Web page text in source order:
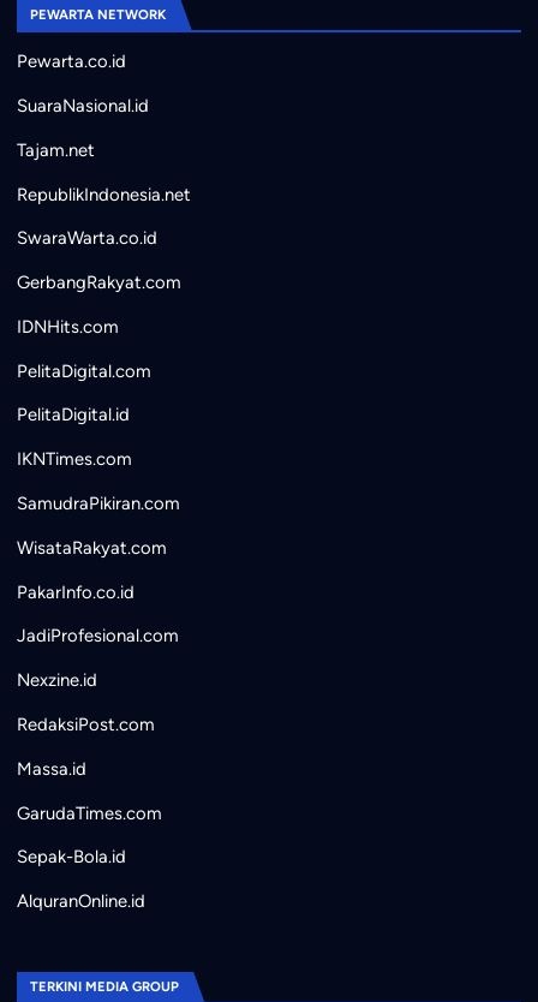
PEWARTA NETWORK
Pewarta.co.id
SuaraNasional.id
Tajam.net
RepublikIndonesia.net
SwaraWarta.co.id
GerbangRakyat.com
IDNHits.com
PelitaDigital.com
PelitaDigital.id
IKNTimes.com
SamudraPikiran.com
WisataRakyat.com
PakarInfo.co.id
JadiProfesional.com
Nexzine.id
RedaksiPost.com
Massa.id
GarudaTimes.com
Sepak-Bola.id
AlquranOnline.id
TERKINI MEDIA GROUP